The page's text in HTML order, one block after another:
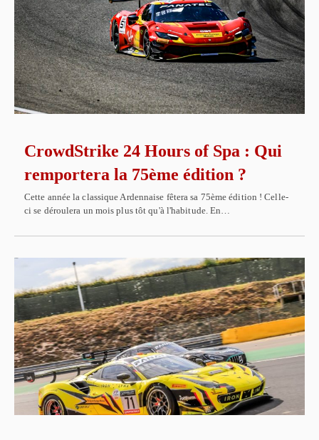
CrowdStrike 24 Hours of Spa : Qui
remportera la 75ème édition ?
Cette année la classique Ardennaise fêtera sa 75ème édition ! Celle-
ci se déroulera un mois plus tôt qu'à l'habitude. En…